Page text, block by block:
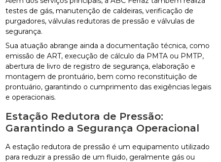
testes de gás, manutenção de caldeiras, verificação de
purgadores, válvulas redutoras de pressão e válvulas de
segurança.
Sua atuação abrange ainda a documentação técnica, como
emissão de ART, execução de cálculo da PMTA ou PMTP,
abertura de livro de registro de segurança, elaboração e
montagem de prontuário, bem como reconstituição de
prontuário, garantindo o cumprimento das exigências legais
e operacionais.
Estação Redutora de Pressão:
Garantindo a Segurança Operacional
A estação redutora de pressão é um equipamento utilizado
para reduzir a pressão de um fluido, geralmente gás ou